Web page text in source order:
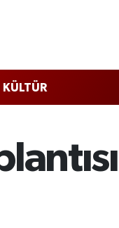
KÜLTÜR